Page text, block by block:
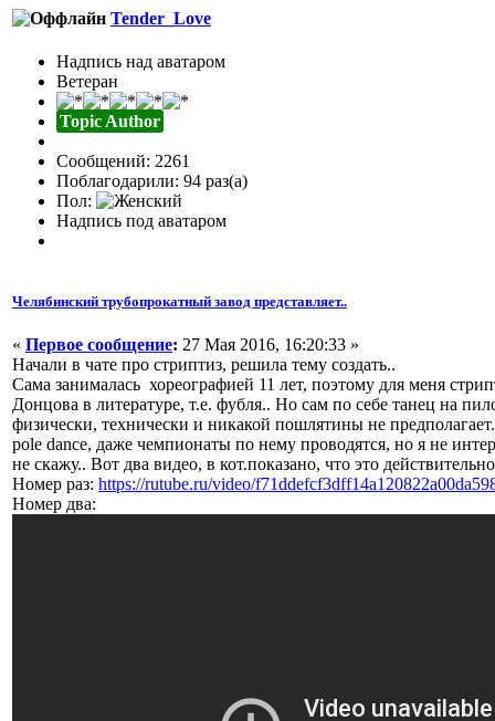
Tender_Love
Надпись над аватаром
Ветеран
Topic Author
Сообщений: 2261
Поблагодарили: 94 раз(а)
Пол:
Надпись под аватаром
Челябинский трубопрокатный завод представляет..
« Первое сообщение: 27 Мая 2016, 16:20:33 »
Начали в чате про стриптиз, решила тему создать..
Сама занималась хореографией 11 лет, поэтому для меня
Донцова в литературе, т.е. фубля.. Но сам по себе танец на
физически, технически и никакой пошлятины не
pole dance, даже чемпионаты по нему проводятся, но я не
не скажу.. Вот два видео, в кот.показано, что это
Номер раз: https://rutube.ru/video/
Номер два: